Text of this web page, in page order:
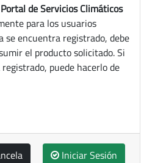
Portal de Servicios Climáticos
para los usuarios
se encuentra registrado, debe
el producto solicitado. Si
puede hacerlo de
Iniciar Sesión